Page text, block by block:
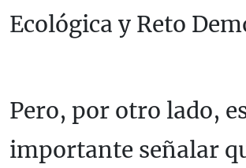
Ecológica y Reto
Pero, por otro lado,
importante señalar